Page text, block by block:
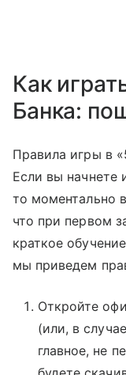
Как
Банка:
Правила игры в
Если вы начнете
то моментально
что при первом
краткое
мы приведем
Откройте
(или, в
главное, не